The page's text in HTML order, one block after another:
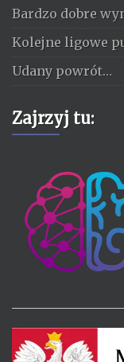
Bardzo dobre
Kolejne ligowe
Udany powrót…
Zajrzyj tu: